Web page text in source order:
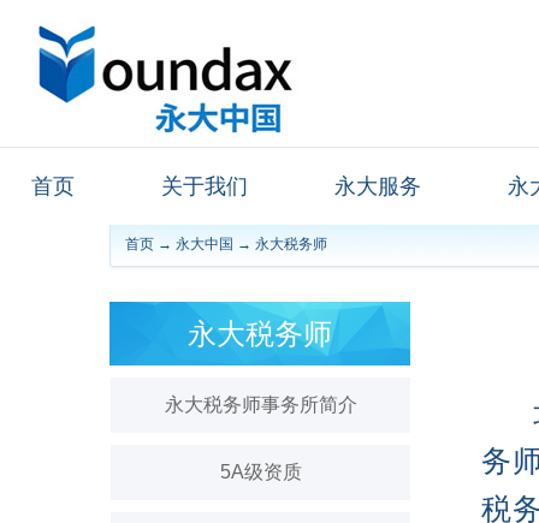
首页 关于我们 永大服务 永
首页 → 永大中国 → 永大税务师
永大税务师
永大税务师事务所简介
5A级资质
北
务
税